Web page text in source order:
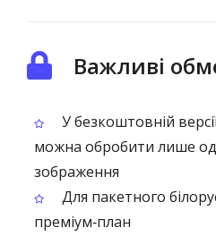
Важливі
У безкоштовній
можна обробити лише
зображення
Для пакетного
преміум‑план